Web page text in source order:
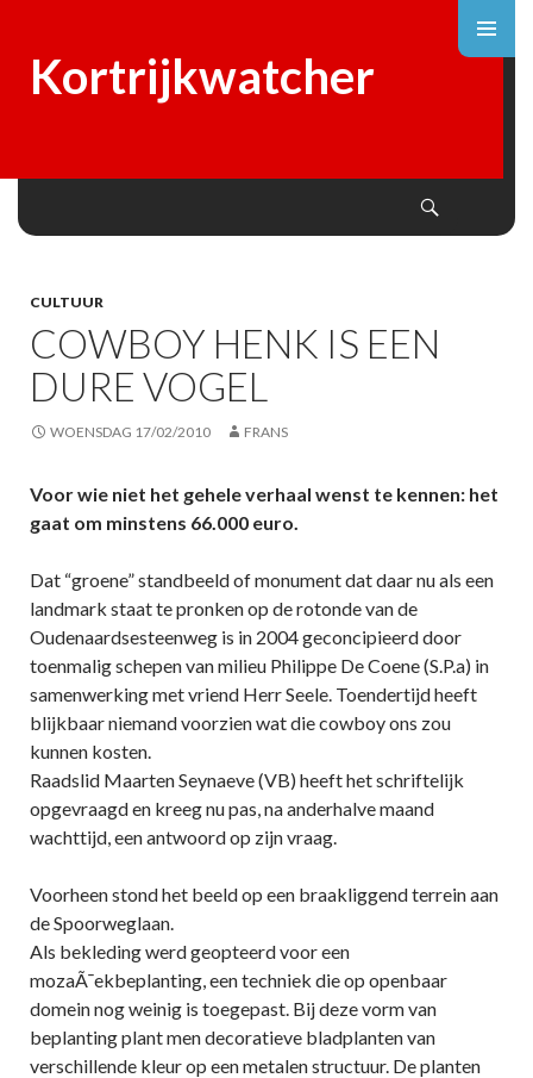
Kortrijkwatcher
CULTUUR
COWBOY HENK IS EEN
DURE VOGEL
WOENSDAG 17/02/2010 FRANS
Voor wie niet het gehele verhaal wenst te kennen: het
gaat om minstens 66.000 euro.
Dat “groene” standbeeld of monument dat daar nu als een
landmark staat te pronken op de rotonde van de
Oudenaardsesteenweg is in 2004 geconcipieerd door
toenmalig schepen van milieu Philippe De Coene (S.P.a) in
samenwerking met vriend Herr Seele. Toendertijd heeft
blijkbaar niemand voorzien wat die cowboy ons zou
kunnen kosten.
Raadslid Maarten Seynaeve (VB) heeft het schriftelijk
opgevraagd en kreeg nu pas, na anderhalve maand
wachttijd, een antwoord op zijn vraag.
Voorheen stond het beeld op een braakliggend terrein aan
de Spoorweglaan.
Als bekleding werd geopteerd voor een
mozaÃ¯ekbeplanting, een techniek die op openbaar
domein nog weinig is toegepast. Bij deze vorm van
beplanting plant men decoratieve bladplanten van
verschillende kleur op een metalen structuur. De planten